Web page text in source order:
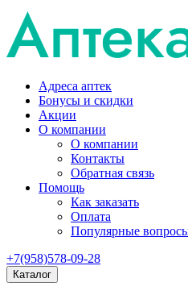
Адреса аптек
Бонусы и скидки
Акции
О компании
О компании
Контакты
Обратная связь
Помощь
Как заказать
Оплата
Популярные
+7(958)578-09-28
Каталог